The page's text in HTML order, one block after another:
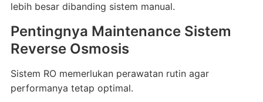
lebih besar dibanding sistem manual.
Pentingnya Maintenance Sistem
Reverse Osmosis
Sistem RO memerlukan perawatan rutin agar
performanya tetap optimal.